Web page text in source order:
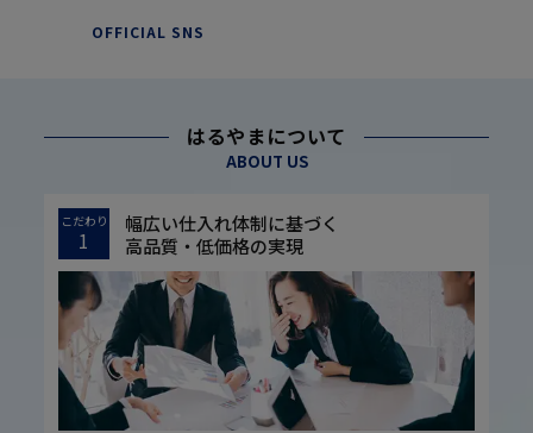
OFFICIAL SNS
はるやまについて
ABOUT US
こだわり
1
幅広い仕入れ体制に基づく
高品質・低価格の実現